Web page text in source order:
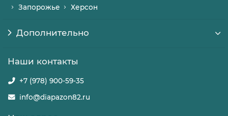
Запорожье
Херсон
Дополнительно
Наши контакты
+7 (978) 900-59-35
info@diapazon82.ru